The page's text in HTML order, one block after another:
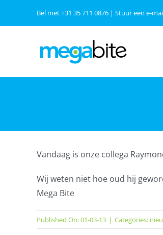
Bel met+31 35 711 0876| Stuur een e-
Vandaag is onze collega
Wij weten niet hoe oud hij
Mega Bite
Published On: 01-03-13 | Categories: